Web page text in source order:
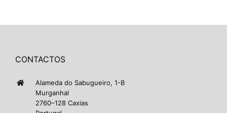
CONTACTOS
Alameda do Sabugueiro, 1-B
Murganhal
2760–128 Caxias